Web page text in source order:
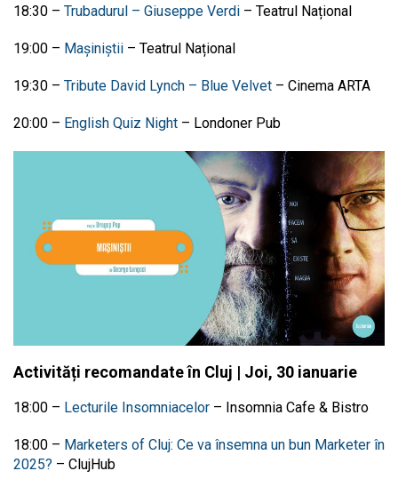
18:30 – Trubadurul – Giuseppe Verdi – Teatrul Național
19:00 – Mașiniștii – Teatrul Național
19:30 – Tribute David Lynch – Blue Velvet – Cinema ARTA
20:00 – English Quiz Night – Londoner Pub
Activități recomandate în Cluj | Joi, 30 ianuarie
18:00 – Lecturile Insomniacelor – Insomnia Cafe & Bistro
18:00 – Marketers of Cluj: Ce va însemna un bun Marketer în
2025? – ClujHub